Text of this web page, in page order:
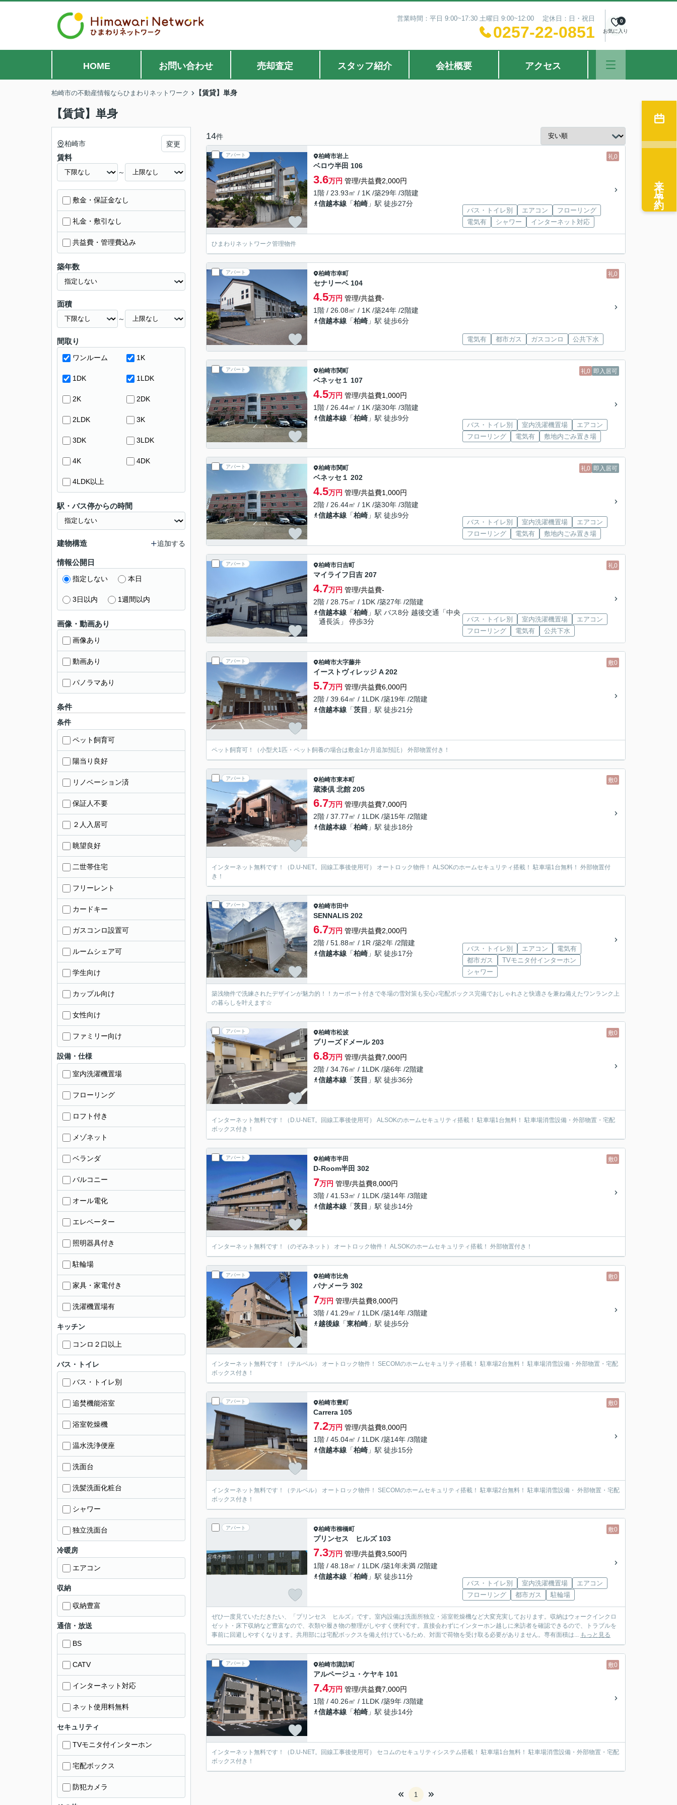
営業時間：平日 9:00~17:30 土曜日 9:00~12:00 定休日：日・祝日
0257-22-0851 お気に入り
0
HOME お問い合わせ 売却査定 スタッフ紹介 会社概要 アクセス
柏崎市の不動産情報ならひまわりネットワーク 【賃貸】単身
【賃貸】単身
14件
アパート 礼0
柏崎市岩上
ベロウ半田 106
3.6万円 管理/共益費2,000円
1階 / 23.93㎡ / 1K /築29年 /3階建
信越本線 「柏崎 」駅 徒歩27分
バス・トイレ別 エアコン
フローリング
電気有
シャワー インターネット対応
ひまわりネットワーク管理物件
アパート 礼0
柏崎市幸町
セナリーベ 104
4.5万円 管理/共益費-
1階 / 26.08㎡ / 1K /築24年 /2階建
信越本線 「柏崎 」駅 徒歩6分
電気有 都市ガス ガスコンロ 公共下水
アパート 礼0 即入居可
柏崎市関町
ベネッセ１ 107
4.5万円 管理/共益費1,000円
1階 / 26.44㎡ / 1K /築30年 /3階建
信越本線 「柏崎 」駅 徒歩9分
バス・トイレ別 室内洗濯機置場
エアコン
フローリング
電気有 敷地内ごみ置き場
アパート 礼0 即入居可
柏崎市関町
ベネッセ１ 202
4.5万円 管理/共益費1,000円
2階 / 26.44㎡ / 1K /築30年 /3階建
信越本線 「柏崎 」駅 徒歩9分
バス・トイレ別 室内洗濯機置場
エアコン
フローリング
電気有 敷地内ごみ置き場
アパート 礼0
柏崎市 日吉町
マイライフ日吉 207
4.7万円 管理/共益費-
2階 / 28.75㎡ / 1DK /築27年 /2階建
信越本線 「柏崎 」駅 バス8分 越後交通「中央
通長浜」 停歩3分
バス・トイレ別 室内洗濯機置場
エアコン
フローリング
電気有 公共下水
アパート 敷0
柏崎市大字藤井
イーストヴィレッジ A 202
5.7万円 管理/共益費6,000円
2階 / 39.64㎡ / 1LDK /築19年 /2階建
信越本線 「茨目 」駅 徒歩21分
ペット飼育可！（小型犬1匹・ペット飼養の場合は敷金1か月追加預託） 外部物置付き！
アパート 敷0
柏崎市東本町
蔵漆倶 北館 205
6.7万円 管理/共益費7,000円
2階 / 37.77㎡ / 1LDK /築15年 /2階建
信越本線 「柏崎 」駅 徒歩18分
インターネット無料です！（D.U-NET。回線工事後使用可） オートロック物件！ ALSOKのホームセキュリティ搭載！ 駐車場1台無料！ 外部物置付
き！
アパート 柏崎市田中
SENNALIS 202
6.7万円 管理/共益費2,000円
2階 / 51.88㎡ / 1R /築2年 /2階建
信越本線 「柏崎 」駅 徒歩17分
バス・トイレ別 エアコン
電気有
都市ガス
TVモニタ付インターホン
シャワー
築浅物件で洗練されたデザインが魅力的！！カーポート付きで冬場の雪対策も安心♪宅配ボックス完備でおしゃれさと快適さを兼ね備えたワンランク上
の暮らしを叶えます☆
アパート 敷0
柏崎市松波
ブリーズドメール 203
6.8万円 管理/共益費7,000円
2階 / 34.76㎡ / 1LDK /築6年 /2階建
信越本線 「茨目 」駅 徒歩36分
インターネット無料です！（D.U-NET。回線工事後使用可） ALSOKのホームセキュリティ搭載！ 駐車場1台無料！ 駐車場消雪設備・外部物置・宅配
ボックス付き！
アパート 敷0
柏崎市半田
D-Room半田 302
7万円 管理/共益費8,000円
3階 / 41.53㎡ / 1LDK /築14年 /3階建
信越本線 「茨目 」駅 徒歩14分
インターネット無料です！（のぞみネット） オートロック物件！ ALSOKのホームセキュリティ搭載！ 外部物置付き！
アパート 敷0
柏崎市比角
パナメーラ 302
7万円 管理/共益費8,000円
3階 / 41.29㎡ / 1LDK /築14年 /3階建
越後線 「東柏崎 」駅 徒歩5分
インターネット無料です！（テルベル） オートロック物件！ SECOMのホームセキュリティ搭載！ 駐車場2台無料！ 駐車場消雪設備・外部物置・宅配
ボックス付き！
アパート 敷0
柏崎市豊町
Carrera 105
7.2万円 管理/共益費8,000円
1階 / 45.04㎡ / 1LDK /築14年 /3階建
信越本線 「柏崎 」駅 徒歩15分
インターネット無料です！（テルベル） オートロック物件！ SECOMのホームセキュリティ搭載！ 駐車場2台無料！ 駐車場消雪設備・ 外部物置・宅配
ボックス付き！
アパート 敷0
柏崎市柳橋町
プリンセス ヒルズ 103
7.3万円 管理/共益費3,500円
1階 / 48.18㎡ / 1LDK /築1年未満 /2階建
信越本線 「柏崎 」駅 徒歩11分
バス・トイレ別 室内洗濯機置場
エアコン
フローリング
都市ガス 駐輪場
ぜひ一度見ていただきたい、「プリンセス ヒルズ」です。室内設備は洗面所独立・浴室乾燥機など大変充実しております。収納はウォークインクロ
ゼット・床下収納など豊富なので、衣類や履き物の整理がしやすく便利です。直接会わずにインターホン越しに来訪者を確認できるので、トラブルを
事前に回避しやすくなります。共用部には宅配ボックスを備え付けているため、対面で荷物を受け取る必要がありません。専有面積は... もっと見る
アパート 敷0
柏崎市諏訪町
アルページュ・ケヤキ 101
7.4万円 管理/共益費7,000円
1階 / 40.26㎡ / 1LDK /築9年 /3階建
信越本線 「柏崎 」駅 徒歩14分
インターネット無料です！（D.U-NET。回線工事後使用可） セコムのセキュリティシステム搭載！ 駐車場1台無料！ 駐車場消雪設備・外部物置・宅配
ボックス付き！
1
柏崎市 変更
賃料
～
敷金・保証金なし
礼金・敷引なし
共益費・管理費込み
築年数
面積
～
間取り
ワンルーム 1K
1DK 1LDK
2K 2DK
2LDK 3K
3DK 3LDK
4K 4DK
4LDK以上
駅・バス停からの時間
建物構造 追加する
情報公開日
指定しない 本日
3日以内 1週間以内
画像・動画あり
画像あり
動画あり
パノラマあり
条件
条件
ペット飼育可
陽当り良好
リノベーション済
保証人不要
２人入居可
眺望良好
二世帯住宅
フリーレント
カードキー
ガスコンロ設置可
ルームシェア可
学生向け
カップル向け
女性向け
ファミリー向け
設備・仕様
室内洗濯機置場
フローリング
ロフト付き
メゾネット
ベランダ
バルコニー
オール電化
エレベーター
照明器具付き
駐輪場
家具・家電付き
洗濯機置場有
キッチン
コンロ２口以上
バス・トイレ
バス・トイレ別
追焚機能浴室
浴室乾燥機
温水洗浄便座
洗面台
洗髪洗面化粧台
シャワー
独立洗面台
冷暖房
エアコン
収納
収納豊富
通信・放送
BS
CATV
インターネット対応
ネット使用料無料
セキュリティ
TVモニタ付インターホン
宅配ボックス
防犯カメラ
来店予約